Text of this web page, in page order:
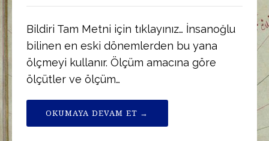
Bildiri Tam Metni için tıklayınız… İnsanoğlu
bilinen en eski dönemlerden bu yana
ölçmeyi kullanır. Ölçüm amacına göre
ölçütler ve ölçüm…
OKUMAYA DEVAM ET →